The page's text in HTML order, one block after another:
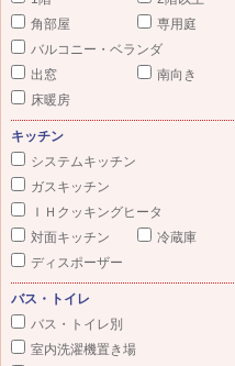
角部屋
専用庭
バルコニー・ベランダ
出窓
南向き
床暖房
キッチン
システムキッチン
ガスキッチン
ＩＨクッキングヒータ
対面キッチン
冷蔵庫
ディスポーザー
バス・トイレ
バス・トイレ別
室内洗濯機置き場